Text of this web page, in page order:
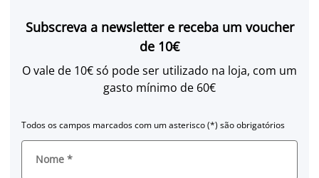
Subscreva a newsletter e receba um voucher
de 10€
O vale de 10€ só pode ser utilizado na loja, com um
gasto mínimo de 60€
Todos os campos marcados com um asterisco (*) são obrigatórios
Nome *